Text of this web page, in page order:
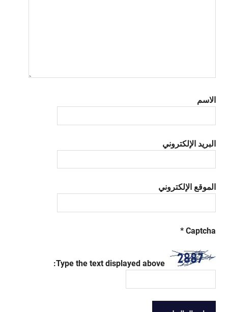
الاسم
البريد الإلكتروني
الموقع الإلكتروني
Captcha
*
Type the text displayed above: